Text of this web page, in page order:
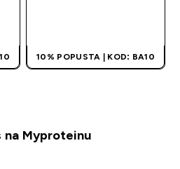
10% POPUSTA | KOD: BA10
na Myproteinu